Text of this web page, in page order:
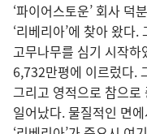
‘파이어스토운’ 회사 덕
‘리베리아’에 찾아 왔다.
고무나무를 심기 시작하
6,732만평에 이르렀다.
그리고 영적으로 참으
일어났다. 물질적인 면